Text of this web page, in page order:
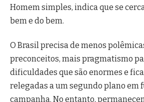
Homem simples, indica que se
bem e do bem.
O Brasil precisa de menos
preconceitos, mais pragmatismo
dificuldades que são enormes e
relegadas a um segundo plano em
campanha. No entanto,